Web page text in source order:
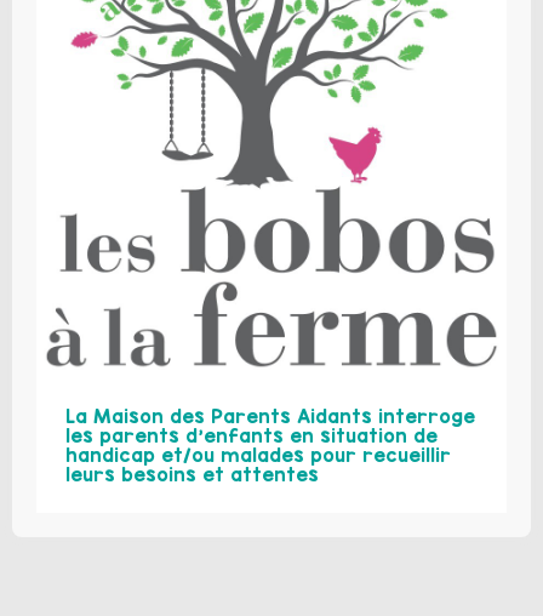
La Maison des Parents Aidants interroge
les parents d’enfants en situation de
handicap et/ou malades pour recueillir
leurs besoins et attentes